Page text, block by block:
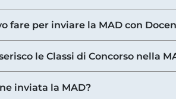
fare per inviare la MAD con
le Classi di Concorso nella
inviata la MAD?